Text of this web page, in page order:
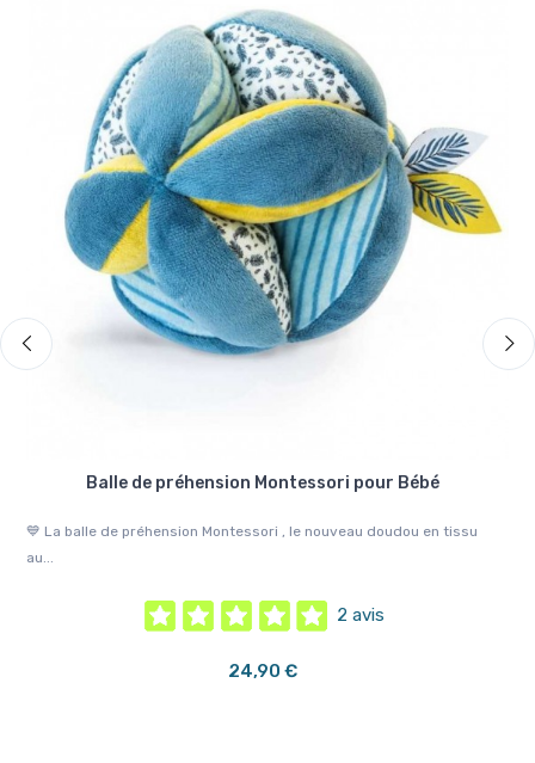
Balle de préhension Montessori pour Bébé
💙 La balle de préhension Montessori , le nouveau doudou en tissu
au...
2 avis
24,90 €